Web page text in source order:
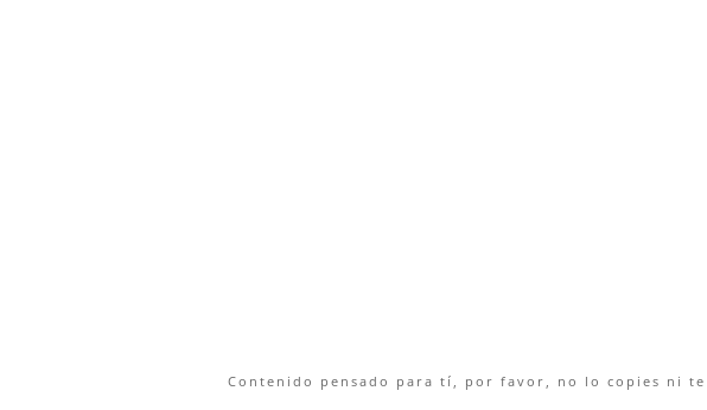
Contenido pensado para tí, por favor, no lo copies ni